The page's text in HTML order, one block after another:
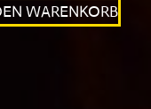
WARENKORB